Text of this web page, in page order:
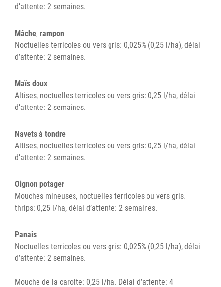
d’attente: 2 semaines.
Mâche, rampon
Noctuelles terricoles ou vers gris: 0,025% (0,25 l/ha), délai
d’attente: 2 semaines.
Maïs doux
Altises, noctuelles terricoles ou vers gris: 0,25 l/ha, délai
d’attente: 2 semaines.
Navets à tondre
Altises, noctuelles terricoles ou vers gris: 0,25 l/ha, délai
d’attente: 2 semaines.
Oignon potager
Mouches mineuses, noctuelles terricoles ou vers gris,
thrips: 0,25 l/ha, délai d’attente: 2 semaines.
Panais
Noctuelles terricoles ou vers gris: 0,025% (0,25 l/ha), délai
d’attente: 2 semaines.
Mouche de la carotte: 0,25 l/ha. Délai d’attente: 4